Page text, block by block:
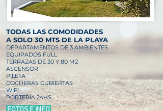
TODAS LAS COMODIDADES
A SOLO 30 MTS DE LA PLAYA
DEPARTAMENTOS DE 3 AMBIENTES
EQUIPADOS FULL
TERRAZAS DE 30 Y 80 M2
ASCENSOR
PILETA
COCHERAS CUBIERTAS
WIFI
PORTERÍA 24HS